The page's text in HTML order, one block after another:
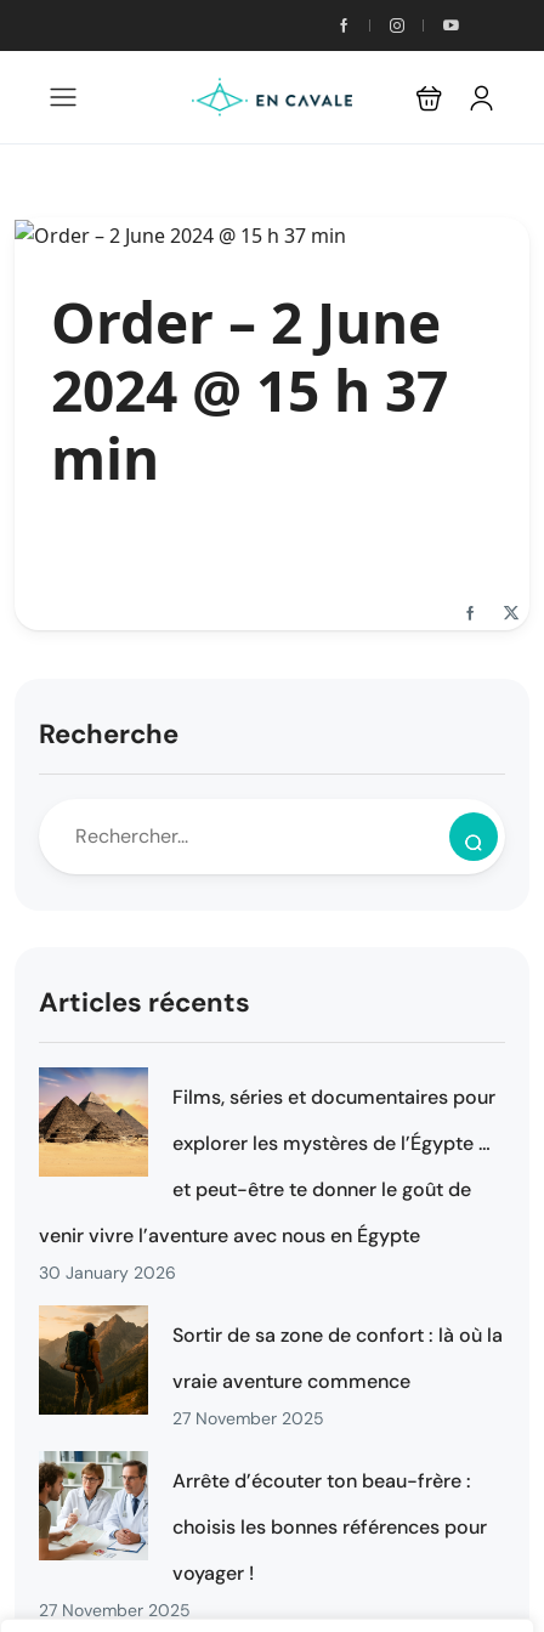
Order – 2 June
2024 @ 15 h 37
min
Recherche
Articles récents
Films, séries et documentaires pour
explorer les mystères de l’Égypte …
et peut-être te donner le goût de
venir vivre l’aventure avec nous en Égypte
30 January 2026
Sortir de sa zone de confort : là où la
vraie aventure commence
27 November 2025
Arrête d’écouter ton beau-frère :
choisis les bonnes références pour
voyager !
27 November 2025